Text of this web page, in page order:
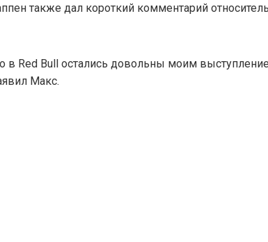
также дал короткий комментарий
в Red Bull остались довольны моим
Макс.